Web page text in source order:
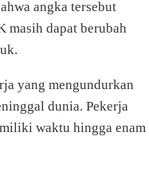
angka tersebut
masih dapat berubah
yang mengundurkan
dunia. Pekerja
waktu hingga enam